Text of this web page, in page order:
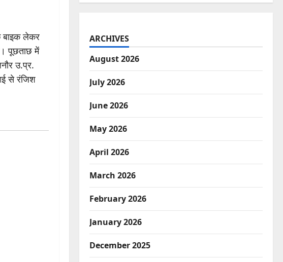
बाइक लेकर
पूछताछ में
उ.प्र.
से रंजिश
ARCHIVES
August 2026
July 2026
June 2026
May 2026
April 2026
March 2026
February 2026
January 2026
December 2025